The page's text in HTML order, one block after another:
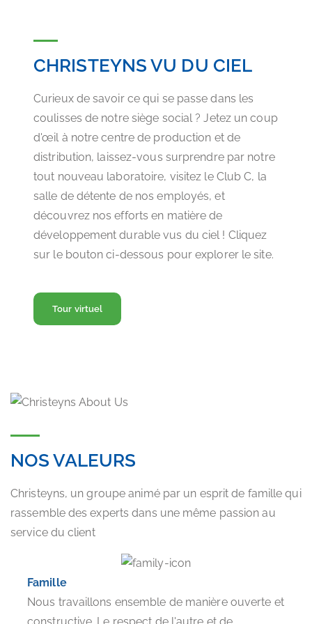
CHRISTEYNS VU DU CIEL
Curieux de savoir ce qui se passe dans les
coulisses de notre siège social ? Jetez un coup
d'œil à notre centre de production et de
distribution, laissez-vous surprendre par notre
tout nouveau laboratoire, visitez le Club C, la
salle de détente de nos employés, et
découvrez nos efforts en matière de
développement durable vus du ciel ! Cliquez
sur le bouton ci-dessous pour explorer le site.
Tour virtuel
NOS VALEURS
Christeyns, un groupe animé par un esprit de famille qui
rassemble des experts dans une même passion au
service du client
Famille
Nous travaillons ensemble de manière ouverte et